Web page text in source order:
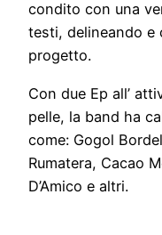
condito con una
testi, delineando e
progetto.
Con due Ep all’
pelle, la band ha
come: Gogol
Rumatera, Cacao
D’Amico e altri.